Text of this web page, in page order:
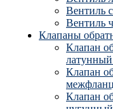
Вентиль
Вентиль
Клапаны
Клапан
Клапан
Клапан